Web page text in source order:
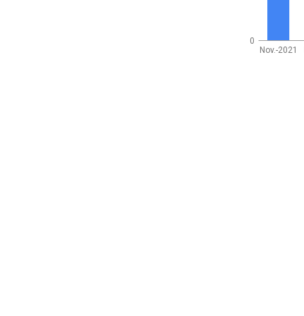
Nov.-2021
0